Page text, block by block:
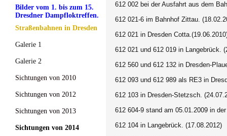
Bilder vom 1. bis zum 15.
Dresdner Dampfloktreffen.
Straßenbahnen in Dresden
Galerie 1
Galerie 2
Sichtungen von 2010
Sichtungen von 2012
Sichtungen von 2013
Sichtungen von 2014
612 002 bei der Ausfahrt aus dem
612 021-6 im Bahnhof Zittau.
612 021 in Dresden
612 021 und 612 019 in Langebrück.
612 560 und 612 132 in Dresden-
612 093 und 612 989 als RE3 in
612 103 in Dresden-Stetzsch.
612 604-9 stand am 05.01.2009 in
612 104 in Langebrück. (17.08.2012)